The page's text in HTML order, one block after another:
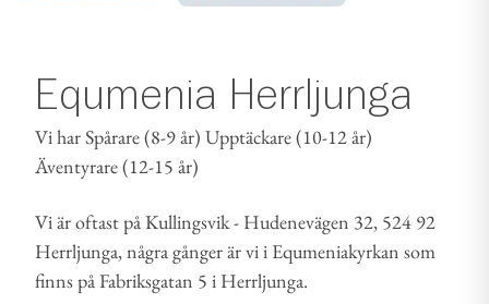
Equmenia Herrljunga
Vi har Spårare (8-9 år) Upptäckare (10-12 år)
Äventyrare (12-15 år)
Vi är oftast på Kullingsvik - Hudenevägen 32, 524 92
Herrljunga, några gånger är vi i Equmeniakyrkan som
finns på Fabriksgatan 5 i Herrljunga.